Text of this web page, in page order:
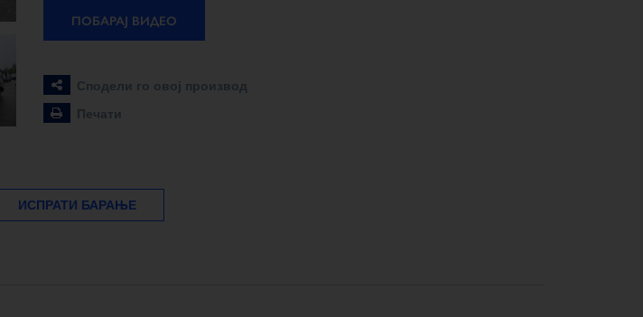
ПОБАРАЈ ВИДЕО
Сподели го овој производ
Печати
ИСПРАТИ БАРАЊЕ